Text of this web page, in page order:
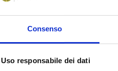
Consenso
Uso responsabile dei dati
to theater
concurrently
linked to
PROJECT